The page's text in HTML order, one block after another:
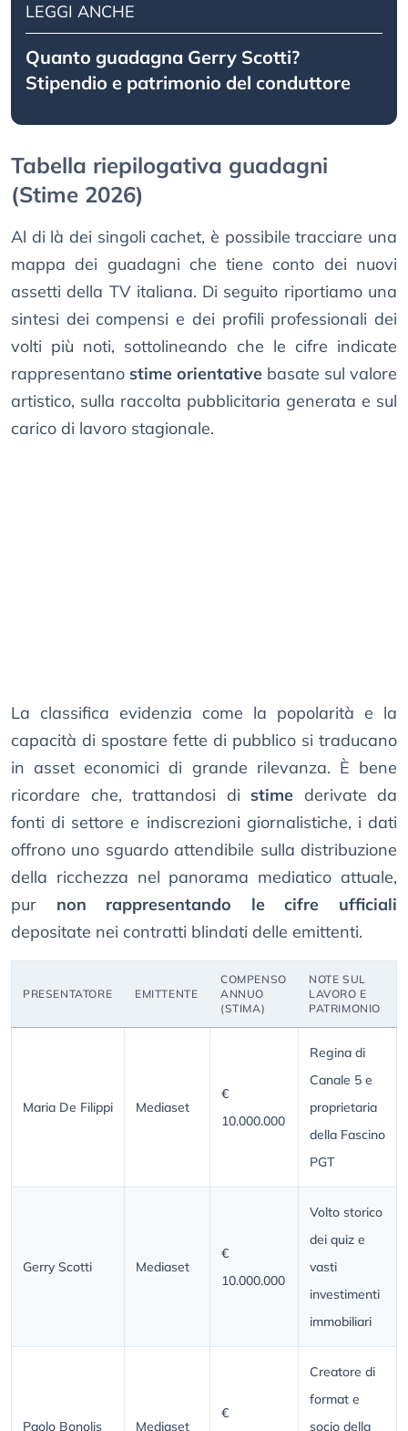
LEGGI ANCHE
Quanto guadagna Gerry Scotti?
Stipendio e patrimonio del conduttore
Tabella riepilogativa guadagni
(Stime 2026)
Al di là dei singoli cachet, è possibile tracciare una
mappa dei guadagni che tiene conto dei nuovi
assetti della TV italiana. Di seguito riportiamo una
sintesi dei compensi e dei profili professionali dei
volti più noti, sottolineando che le cifre indicate
rappresentano stime orientative basate sul valore
artistico, sulla raccolta pubblicitaria generata e sul
carico di lavoro stagionale.
La classifica evidenzia come la popolarità e la
capacità di spostare fette di pubblico si traducano
in asset economici di grande rilevanza. È bene
ricordare che, trattandosi di stime derivate da
fonti di settore e indiscrezioni giornalistiche, i dati
offrono uno sguardo attendibile sulla distribuzione
della ricchezza nel panorama mediatico attuale,
pur non rappresentando le cifre ufficiali
depositate nei contratti blindati delle emittenti.
PRESENTATORE EMITTENTE
COMPENSO
ANNUO
(STIMA)
NOTE SUL
LAVORO E
PATRIMONIO
Maria De Filippi Mediaset
€
10.000.000
Regina di
Canale 5 e
proprietaria
della Fascino
PGT
Gerry Scotti Mediaset
€
10.000.000
Volto storico
dei quiz e
vasti
investimenti
immobiliari
Paolo Bonolis Mediaset
€
Creatore di
format e
socio della